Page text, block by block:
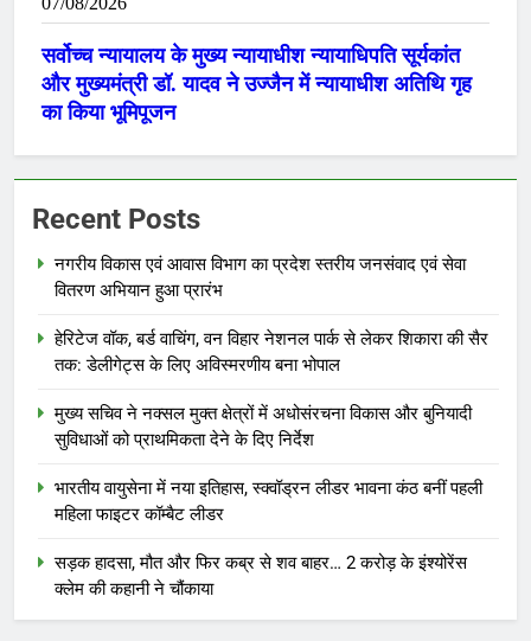
Recent Posts
नगरीय विकास एवं आवास विभाग का प्रदेश स्तरीय जनसंवाद एवं सेवा
वितरण अभियान हुआ प्रारंभ
हेरिटेज वॉक, बर्ड वाचिंग, वन विहार नेशनल पार्क से लेकर शिकारा की सैर
तक: डेलीगेट्स के लिए अविस्मरणीय बना भोपाल
मुख्य सचिव ने नक्सल मुक्त क्षेत्रों में अधोसंरचना विकास और बुनियादी
सुविधाओं को प्राथमिकता देने के दिए निर्देश
भारतीय वायुसेना में नया इतिहास, स्क्वॉड्रन लीडर भावना कंठ बनीं पहली
महिला फाइटर कॉम्बैट लीडर
सड़क हादसा, मौत और फिर कब्र से शव बाहर… 2 करोड़ के इंश्योरेंस
क्लेम की कहानी ने चौंकाया